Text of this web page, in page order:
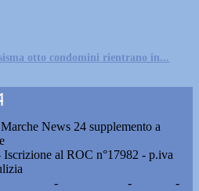
otto condomini rientrano in...
News 24 supplemento a
al ROC n°17982 - p.iva
- -
-